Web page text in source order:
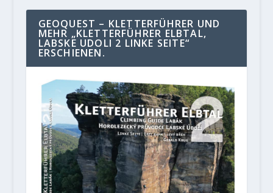
GEOQUEST – KLETTERFÜHRER UND
MEHR „KLETTERFÜHRER ELBTAL,
LABSKE UDOLI 2 LINKE SEITE“
ERSCHIENEN.